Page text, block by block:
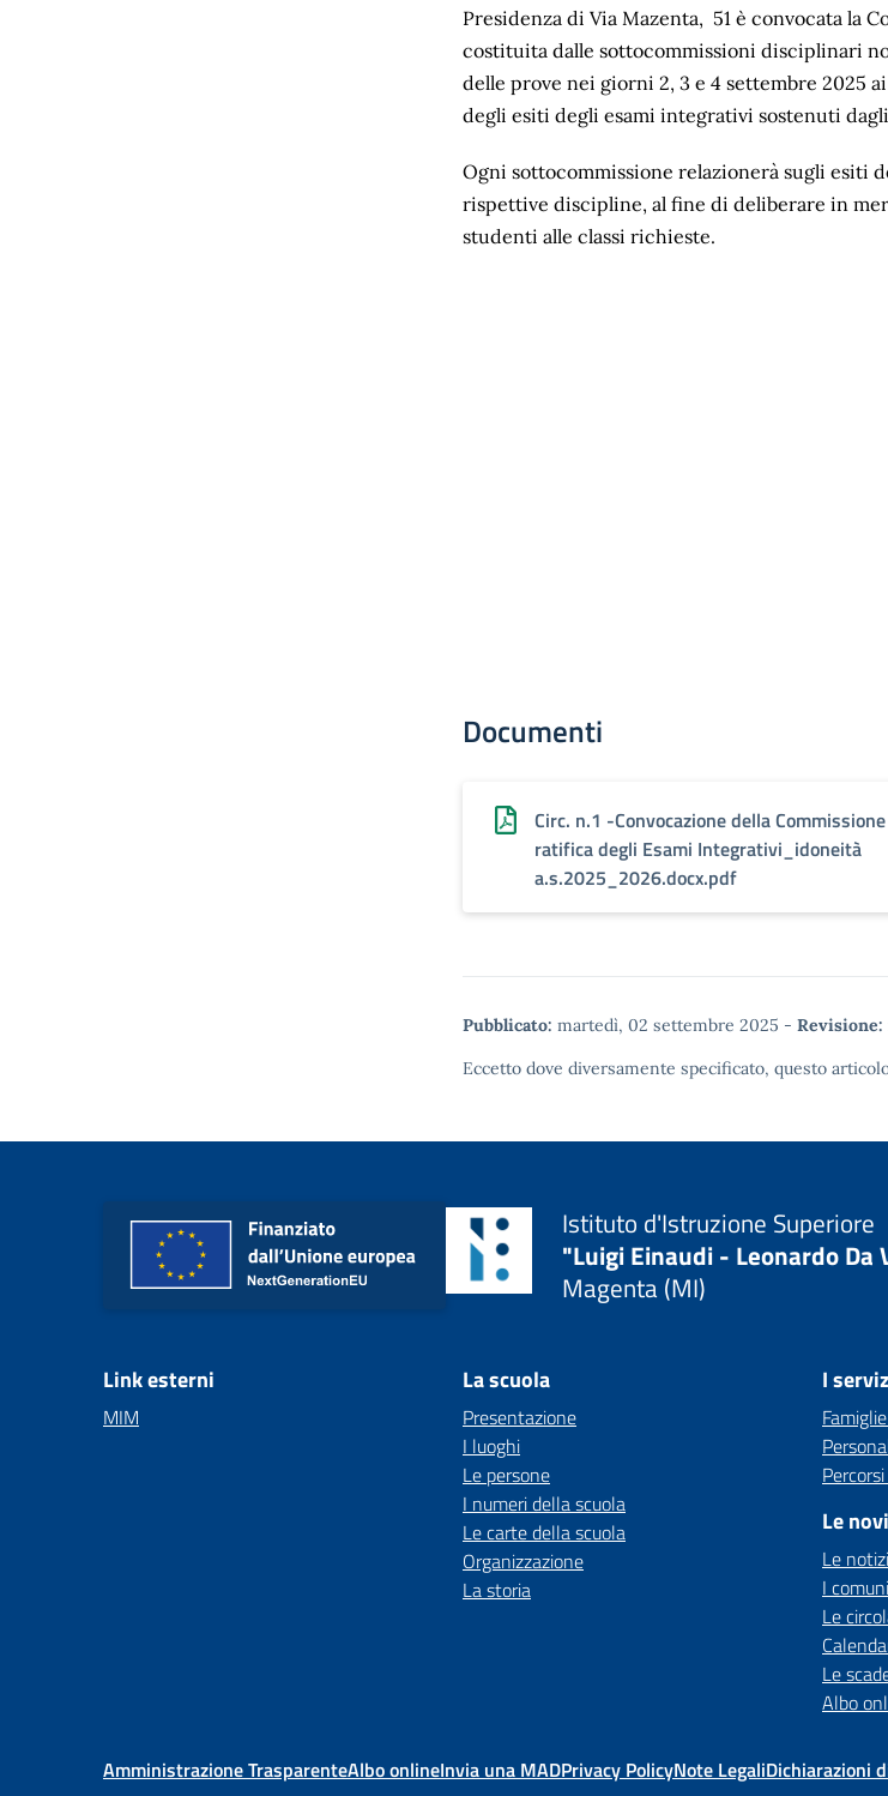
Presidenza di Via Mazenta, 51 è convocata la
costituita dalle sottocommissioni disciplinari
delle prove nei giorni 2, 3 e 4 settembre 2025
degli esiti degli esami integrativi sostenuti
Ogni sottocommissione relazionerà sugli esiti
rispettive discipline, al fine di deliberare in
studenti alle classi richieste.
dell’art.3 del
Documenti
Circ. n.1 -Convocazione della
ratifica degli Esami Integrativi_idoneità
a.s.2025_2026.docx.pdf
Pubblicato: martedì, 02 settembre 2025 - Revisione:
Eccetto dove diversamente specificato, questo
Istituto d'Istruzione Superiore
"Luigi Einaudi - Leonardo Da
Magenta (MI)
Link esterni
MIM
La scuola
Presentazione
I luoghi
Le persone
I numeri della scuola
Le carte della scuola
Organizzazione
La storia
I
Le
Le
I
Le
Le
Albo
Amministrazione TrasparenteAlbo onlineInvia una MADPrivacy PolicyNote LegaliDichiarazioni